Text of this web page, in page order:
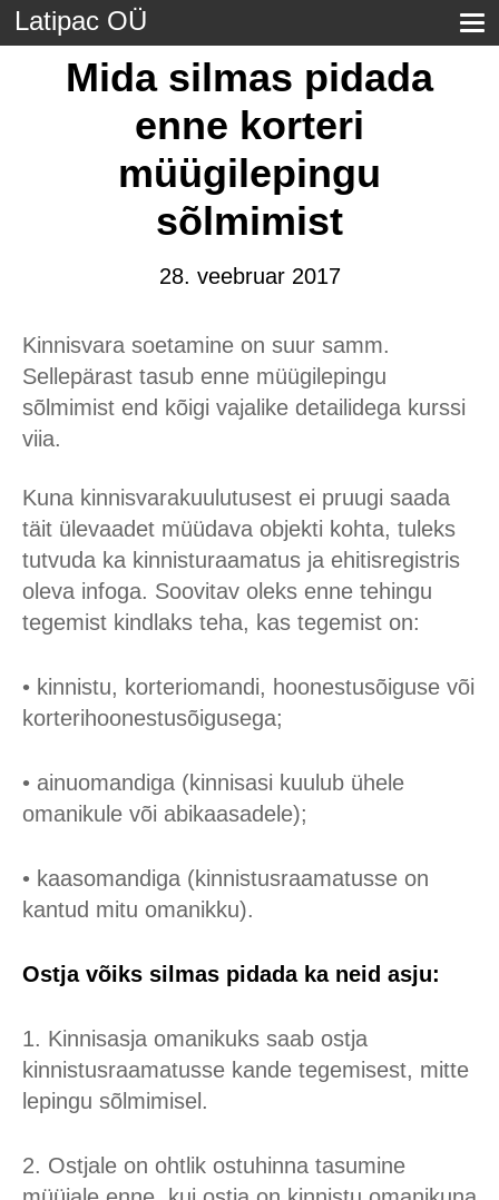
Latipac OÜ
Mida silmas pidada
enne korteri
müügilepingu
sõlmimist
28. veebruar 2017
Kinnisvara soetamine on suur samm.
Sellepärast tasub enne müügilepingu
sõlmimist end kõigi vajalike detailidega kurssi
viia.
Kuna kinnisvarakuulutusest ei pruugi saada
täit ülevaadet müüdava objekti kohta, tuleks
tutvuda ka kinnisturaamatus ja ehitisregistris
oleva infoga. Soovitav oleks enne tehingu
tegemist kindlaks teha, kas tegemist on:
• kinnistu, korteriomandi, hoonestusõiguse või
korterihoonestusõigusega;
• ainuomandiga (kinnisasi kuulub ühele
omanikule või abikaasadele);
• kaasomandiga (kinnistusraamatusse on
kantud mitu omanikku).
Ostja võiks silmas pidada ka neid asju:
1. Kinnisasja omanikuks saab ostja
kinnistusraamatusse kande tegemisest, mitte
lepingu sõlmimisel.
2. Ostjale on ohtlik ostuhinna tasumine